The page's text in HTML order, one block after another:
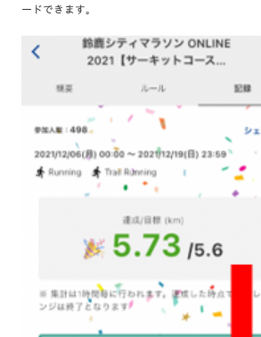
ードできます。